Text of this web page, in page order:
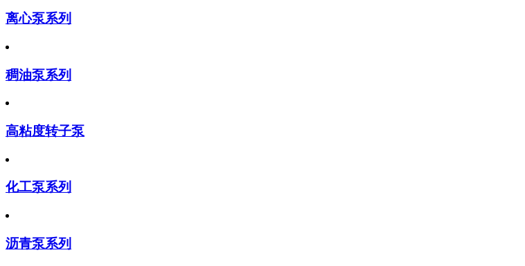
离心泵系列
稠油泵系列
高粘度转子泵
化工泵系列
沥青泵系列